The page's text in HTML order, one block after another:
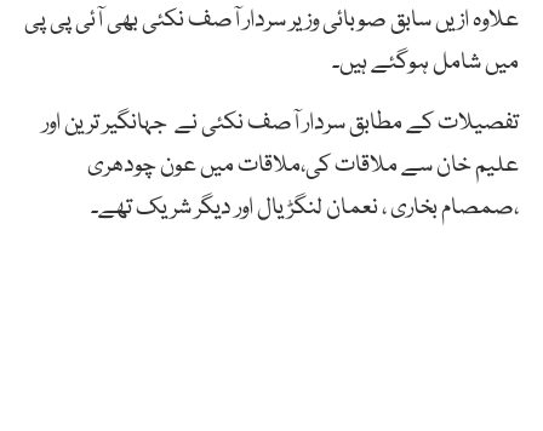
علاوہ ازیں سابق صوبائی وزیر سردار آصف نکئی بھی آئی پی پی
میں شامل ہوگئے ہیں۔
تفصیلات کے مطابق سردار آصف نکئی نے جہانگیر ترین اور
علیم خان سے ملاقات کی،ملاقات میں عون چودھری
،صمصام بخاری ، نعمان لنگڑیال اور دیگر شریک تھے۔